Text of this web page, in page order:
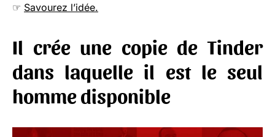
☞ Savourez l’idée.
Il crée une copie de Tinder
dans laquelle il est le seul
homme disponible